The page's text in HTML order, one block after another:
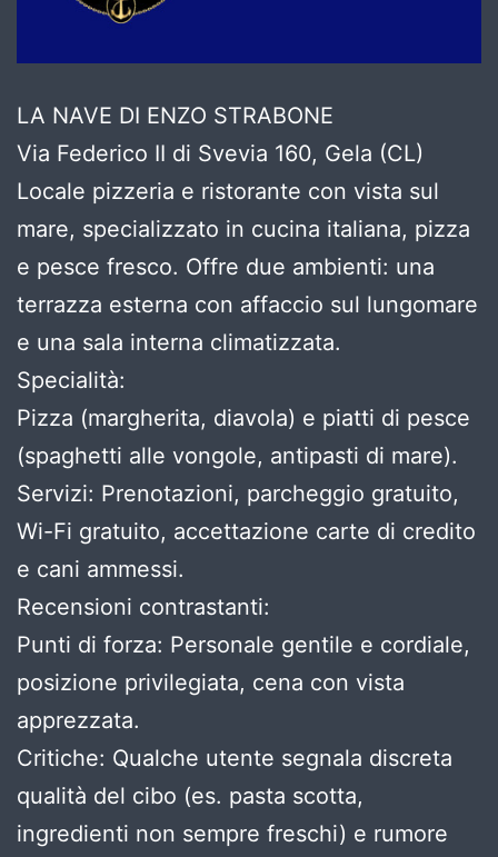
LA NAVE DI ENZO STRABONE
Via Federico II di Svevia 160, Gela (CL)
Locale pizzeria e ristorante con vista sul
mare, specializzato in cucina italiana, pizza
e pesce fresco. Offre due ambienti: una
terrazza esterna con affaccio sul lungomare
e una sala interna climatizzata.
Specialità:
Pizza (margherita, diavola) e piatti di pesce
(spaghetti alle vongole, antipasti di mare).
Servizi: Prenotazioni, parcheggio gratuito,
Wi-Fi gratuito, accettazione carte di credito
e cani ammessi.
Recensioni contrastanti:
Punti di forza: Personale gentile e cordiale,
posizione privilegiata, cena con vista
apprezzata.
Critiche: Qualche utente segnala discreta
qualità del cibo (es. pasta scotta,
ingredienti non sempre freschi) e rumore